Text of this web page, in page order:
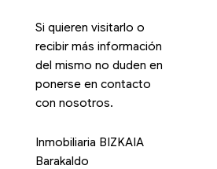
Si quieren visitarlo o
recibir más información
del mismo no duden en
ponerse en contacto
con nosotros.
Inmobiliaria BIZKAIA
Barakaldo